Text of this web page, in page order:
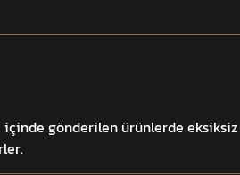
gönderilen ürünlerde